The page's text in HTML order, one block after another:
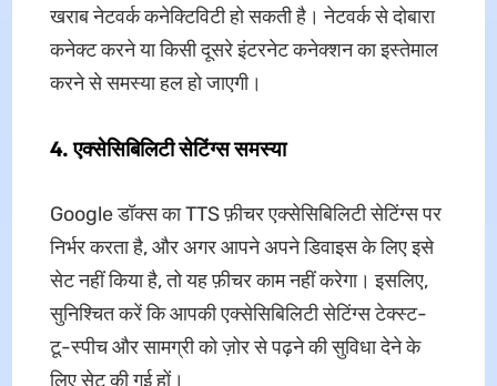
खराब नेटवर्क कनेक्टिविटी हो सकती है। नेटवर्क से दोबारा
कनेक्ट करने या किसी दूसरे इंटरनेट कनेक्शन का इस्तेमाल
करने से समस्या हल हो जाएगी।
4. एक्सेसिबिलिटी सेटिंग्स समस्या
Google डॉक्स का TTS फ़ीचर एक्सेसिबिलिटी सेटिंग्स पर
निर्भर करता है, और अगर आपने अपने डिवाइस के लिए इसे
सेट नहीं किया है, तो यह फ़ीचर काम नहीं करेगा। इसलिए,
सुनिश्चित करें कि आपकी एक्सेसिबिलिटी सेटिंग्स टेक्स्ट-
टू-स्पीच और सामग्री को ज़ोर से पढ़ने की सुविधा देने के
लिए सेट की गई हों।